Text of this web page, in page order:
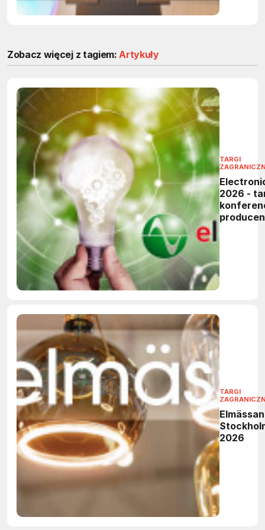
Zobacz więcej z tagiem:Artykuły
TARGI
2026 -
TARGI
Elmässan
2026